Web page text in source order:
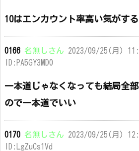
10はエンカウント率高い気がする
0166 名無しさん 2023/09/25(月)
ID:PA5GY3MD0
一本道じゃなくなっても結局全
ので一本道でいい
0170 名無しさん 2023/09/25(月)
ID:LgZuCs1Vd